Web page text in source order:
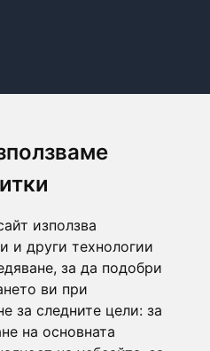
използва
и други технологии
за да подобри
ви при
за следните цели: за
на основната